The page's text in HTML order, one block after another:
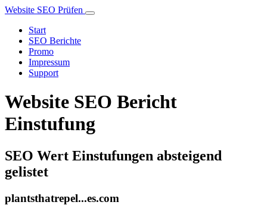
Website SEO Prüfen
Start
SEO Berichte
Promo
Impressum
Support
Website SEO Bericht
Einstufung
SEO Wert Einstufungen absteigend
gelistet
plantsthatrepel...es.com